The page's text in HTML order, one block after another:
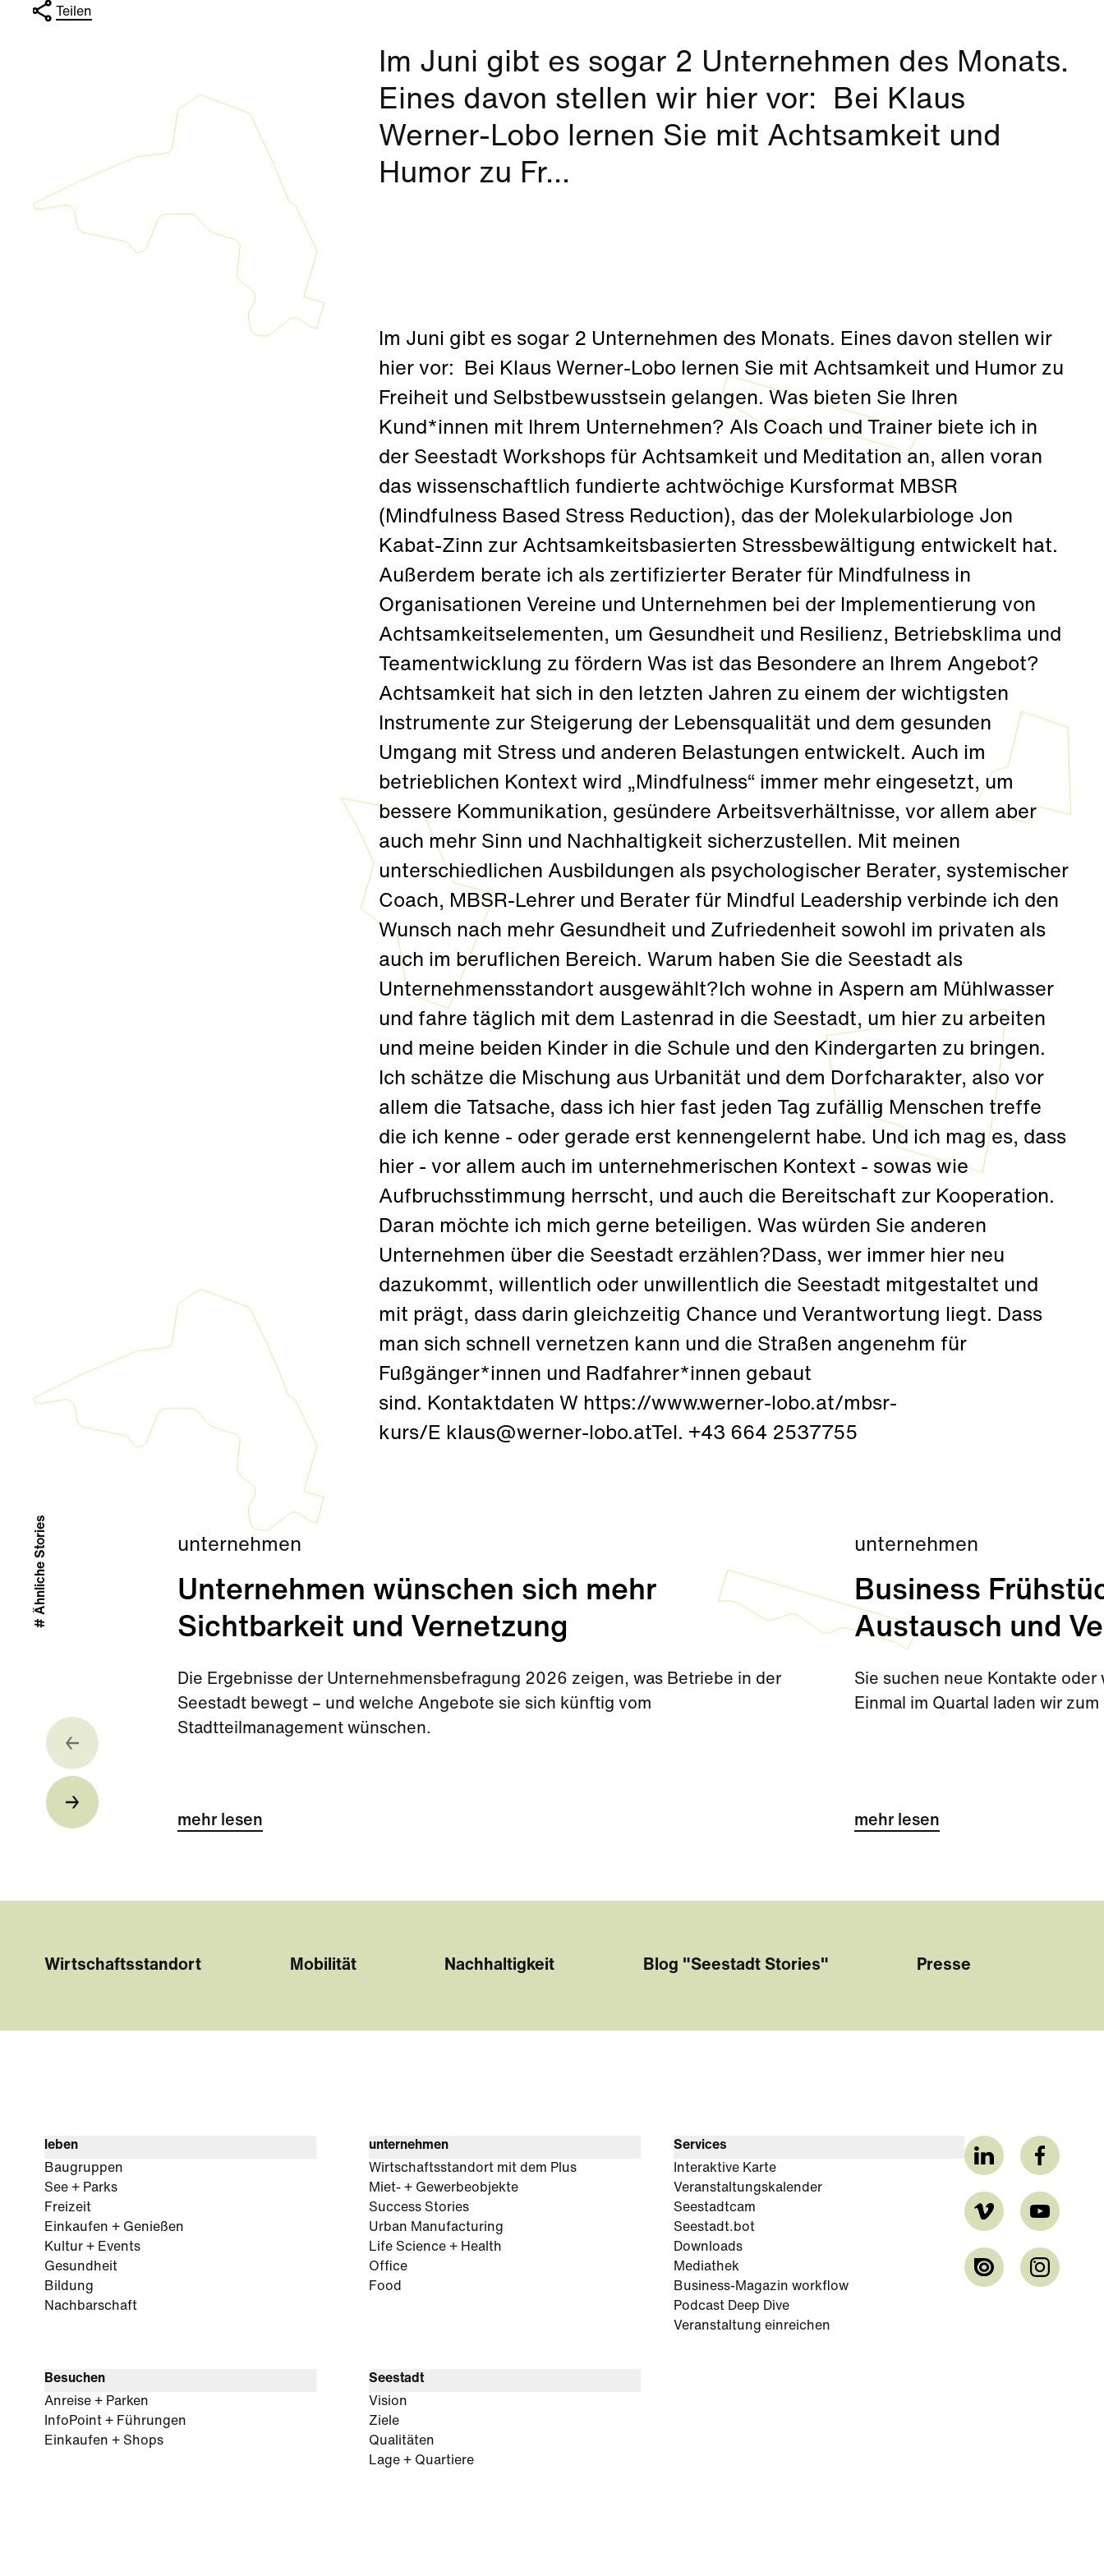
Teilen
Im Juni gibt es sogar 2 Unternehmen des Monats.
Eines davon stellen wir hier vor: Bei Klaus
Werner-Lobo lernen Sie mit Achtsamkeit und
Humor zu Fr...
Im Juni gibt es sogar 2 Unternehmen des Monats. Eines davon stellen wir
hier vor: Bei Klaus Werner-Lobo lernen Sie mit Achtsamkeit und Humor zu
Freiheit und Selbstbewusstsein gelangen. Was bieten Sie Ihren
Kund*innen mit Ihrem Unternehmen? Als Coach und Trainer biete ich in
der Seestadt Workshops für Achtsamkeit und Meditation an, allen voran
das wissenschaftlich fundierte achtwöchige Kursformat MBSR
(Mindfulness Based Stress Reduction), das der Molekularbiologe Jon
Kabat-Zinn zur Achtsamkeitsbasierten Stressbewältigung entwickelt hat.
Außerdem berate ich als zertifizierter Berater für Mindfulness in
Organisationen Vereine und Unternehmen bei der Implementierung von
Achtsamkeitselementen, um Gesundheit und Resilienz, Betriebsklima und
Teamentwicklung zu fördern Was ist das Besondere an Ihrem Angebot?
Achtsamkeit hat sich in den letzten Jahren zu einem der wichtigsten
Instrumente zur Steigerung der Lebensqualität und dem gesunden
Umgang mit Stress und anderen Belastungen entwickelt. Auch im
betrieblichen Kontext wird „Mindfulness“ immer mehr eingesetzt, um
bessere Kommunikation, gesündere Arbeitsverhältnisse, vor allem aber
auch mehr Sinn und Nachhaltigkeit sicherzustellen. Mit meinen
unterschiedlichen Ausbildungen als psychologischer Berater, systemischer
Coach, MBSR-Lehrer und Berater für Mindful Leadership verbinde ich den
Wunsch nach mehr Gesundheit und Zufriedenheit sowohl im privaten als
auch im beruflichen Bereich. Warum haben Sie die Seestadt als
Unternehmensstandort ausgewählt?Ich wohne in Aspern am Mühlwasser
und fahre täglich mit dem Lastenrad in die Seestadt, um hier zu arbeiten
und meine beiden Kinder in die Schule und den Kindergarten zu bringen.
Ich schätze die Mischung aus Urbanität und dem Dorfcharakter, also vor
allem die Tatsache, dass ich hier fast jeden Tag zufällig Menschen treffe
die ich kenne - oder gerade erst kennengelernt habe. Und ich mag es, dass
hier - vor allem auch im unternehmerischen Kontext - sowas wie
Aufbruchsstimmung herrscht, und auch die Bereitschaft zur Kooperation.
Daran möchte ich mich gerne beteiligen. Was würden Sie anderen
Unternehmen über die Seestadt erzählen?Dass, wer immer hier neu
dazukommt, willentlich oder unwillentlich die Seestadt mitgestaltet und
mit prägt, dass darin gleichzeitig Chance und Verantwortung liegt. Dass
man sich schnell vernetzen kann und die Straßen angenehm für
Fußgänger*innen und Radfahrer*innen gebaut
sind. Kontaktdaten W https://www.werner-lobo.at/mbsr-
kurs/E klaus@werner-lobo.atTel. +43 664 2537755
unternehmen
Unternehmen wünschen sich mehr
Sichtbarkeit und Vernetzung
Die Ergebnisse der Unternehmensbefragung 2026 zeigen, was Betriebe in der
Seestadt bewegt – und welche Angebote sie sich künftig vom
Stadtteilmanagement wünschen.
mehr lesen
unternehmen
Business
Austausch und
Sie suchen neue Kontakte
Einmal im Quartal laden wir
mehr lesen
# Ähnliche Stories
Wirtschaftsstandort Mobilität Nachhaltigkeit Blog "Seestadt Stories" Presse
leben
Baugruppen
See + Parks
Freizeit
Einkaufen + Genießen
Kultur + Events
Gesundheit
Bildung
Nachbarschaft
unternehmen
Wirtschaftsstandort mit dem Plus
Miet- + Gewerbeobjekte
Success Stories
Urban Manufacturing
Life Science + Health
Office
Food
Besuchen
Anreise + Parken
InfoPoint + Führungen
Einkaufen + Shops
Seestadt
Vision
Ziele
Qualitäten
Lage + Quartiere
Services
Interaktive Karte
Veranstaltungskalender
Seestadtcam
Seestadt.bot
Downloads
Mediathek
Business-Magazin workflow
Podcast Deep Dive
Veranstaltung einreichen